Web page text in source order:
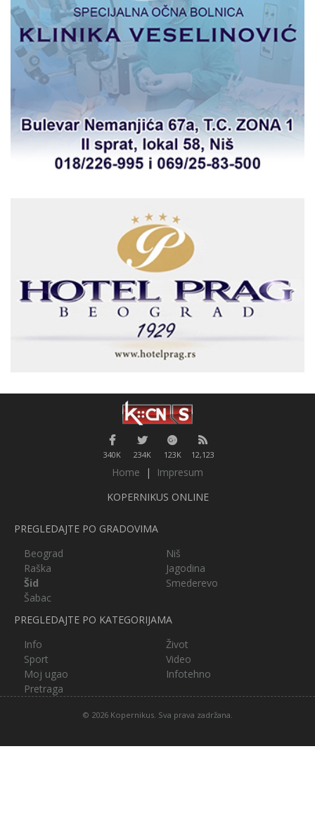
340K 234K 123K 12,123
Home |
Impresum
KOPERNIKUS ONLINE
PREGLEDAJTE PO GRADOVIMA
Beograd
Niš
Raška
Jagodina
Šid
Smederevo
Šabac
PREGLEDAJTE PO KATEGORIJAMA
Info
Život
Sport
Video
Moj ugao
Infotehno
Pretraga
© 2026 Kopernikus. Sva prava zadržana.